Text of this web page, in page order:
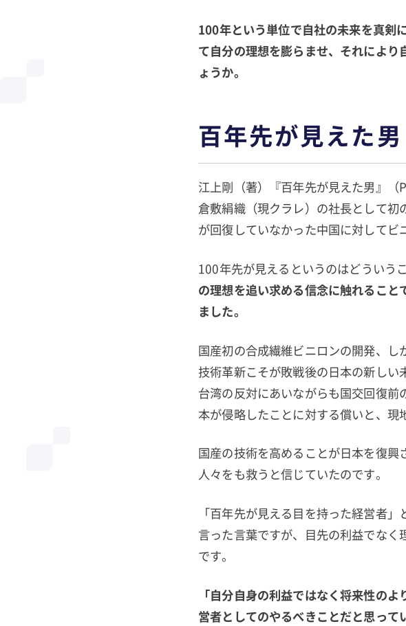
100年という単位で自社の未来を真剣
て自分の理想を膨らませ、それによ
ょうか。
百年先が見えた男
江上剛（著）『百年先が見えた男』（
倉敷絹織（現クラレ）の社長として
が回復していなかった中国に対してビ
100年先が見えるというのはどういう
の理想を追い求める信念に触れるこ
ました。
国産初の合成繊維ビニロンの開発、し
技術革新こそが敗戦後の日本の新し
台湾の反対にあいながらも国交回復
本が侵略したことに対する償いと、現
国産の技術を高めることが日本を復
人々をも救うと信じていたのです。
「百年先が見える目を持った経営者
言った言葉ですが、目先の利益でな
です。
「自分自身の利益ではなく将来性のよ
営者としてのやるべきことだと思って